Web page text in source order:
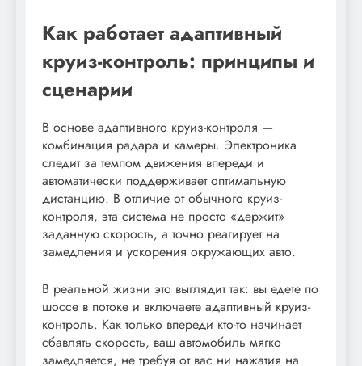
Как работает адаптивный
круиз-контроль: принципы и
сценарии
В основе адаптивного круиз-контроля —
комбинация радара и камеры. Электроника
следит за темпом движения впереди и
автоматически поддерживает оптимальную
дистанцию. В отличие от обычного круиз-
контроля, эта система не просто «держит»
заданную скорость, а точно реагирует на
замедления и ускорения окружающих авто.
В реальной жизни это выглядит так: вы едете по
шоссе в потоке и включаете адаптивный круиз-
контроль. Как только впереди кто-то начинает
сбавлять скорость, ваш автомобиль мягко
замедляется, не требуя от вас ни нажатия на